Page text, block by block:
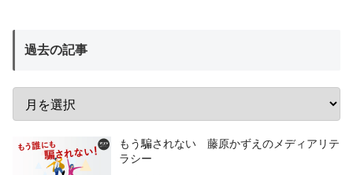
過去の記事
もう騙されない 藤原かずえのメディアリテ
ラシー